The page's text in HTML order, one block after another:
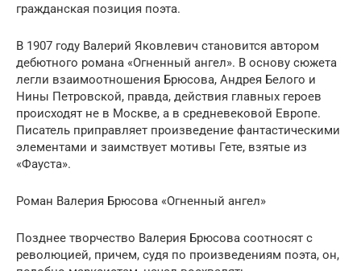
гражданская позиция поэта.
В 1907 году Валерий Яковлевич становится автором
дебютного романа «Огненный ангел». В основу сюжета
легли взаимоотношения Брюсова, Андрея Белого и
Нины Петровской, правда, действия главных героев
происходят не в Москве, а в средневековой Европе.
Писатель приправляет произведение фантастическими
элементами и заимствует мотивы Гете, взятые из
«Фауста».
Роман Валерия Брюсова «Огненный ангел»
Позднее творчество Валерия Брюсова соотносят с
революцией, причем, судя по произведениям поэта, он,